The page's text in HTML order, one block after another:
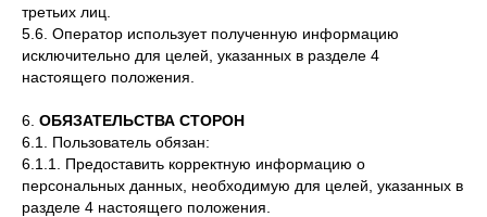
третьих лиц.
5.6. Оператор использует полученную информацию
исключительно для целей, указанных в разделе 4
настоящего положения.
6. ОБЯЗАТЕЛЬСТВА СТОРОН
6.1. Пользователь обязан:
6.1.1. Предоставить корректную информацию о
персональных данных, необходимую для целей, указанных в
разделе 4 настоящего положения.